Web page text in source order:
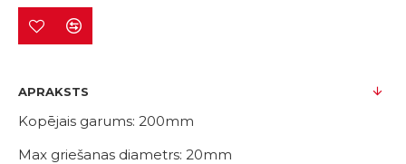
APRAKSTS
Kopējais garums: 200mm
Max griešanas diametrs: 20mm